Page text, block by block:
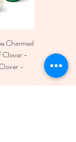
Charmed
Clover -
-
Oz./118Ml
Moon
Prijs
€ 30,00